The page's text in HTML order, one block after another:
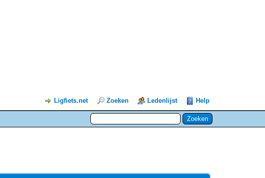
Ligfiets.net Zoeken Ledenlijst Help